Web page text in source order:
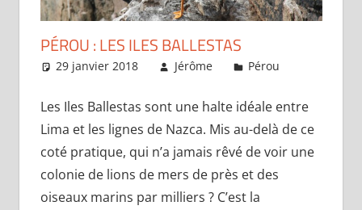
PÉROU : LES ILES BALLESTAS
29 janvier 2018 Jérôme Pérou
Les Iles Ballestas sont une halte idéale entre
Lima et les lignes de Nazca. Mis au-delà de ce
coté pratique, qui n’a jamais rêvé de voir une
colonie de lions de mers de près et des
oiseaux marins par milliers ? C’est la